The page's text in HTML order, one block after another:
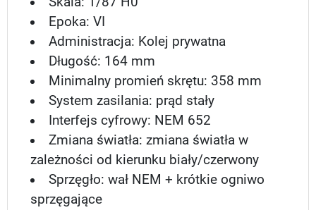
Epoka: VI
Administracja: Kolej prywatna
Długość: 164 mm
Minimalny promień skrętu: 358 mm
System zasilania: prąd stały
Interfejs cyfrowy: NEM 652
Zmiana światła: zmiana światła w
zależności od kierunku biały/czerwony
Sprzęgło: wał NEM + krótkie ogniwo
sprzęgające